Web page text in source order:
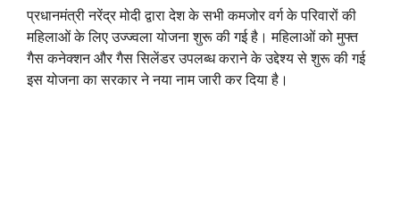
प्रधानमंत्री नरेंद्र मोदी द्वारा देश के सभी कमजोर वर्ग के परिवारों की
महिलाओं के लिए उज्ज्वला योजना शुरू की गई है। महिलाओं को मुफ्त
गैस कनेक्शन और गैस सिलेंडर उपलब्ध कराने के उद्देश्य से शुरू की गई
इस योजना का सरकार ने नया नाम जारी कर दिया है।